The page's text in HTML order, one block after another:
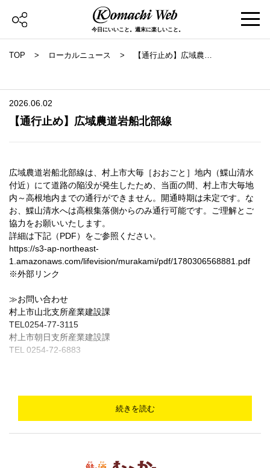
今日にいいこと。週末に楽しいこと。
TOP ローカルニュース
【通行止め】広域農道
2026.06.02
【通行止め】広域農道岩船北部線
広域農道岩船北部線は、村上市大毎［おおごと］地内（鰈山清水
付近）にて道路の陥没が発生したため、当面の間、村上市大毎地
内～高根地内までの通行ができません。開通時期は未定です。な
お、鰈山清水へは高根集落側からのみ通行可能です。ご理解とご
協力をお願いいたします。
詳細は下記（PDF）をご参照ください。
https://s3-ap-northeast-
1.amazonaws.com/lifevision/murakami/pdf/1780306568881.pdf
※外部リンク
≫お問い合わせ
村上市山北支所産業建設課
TEL0254-77-3115
村上市朝日支所産業建設課
TEL 0254-72-6883
続きを読む